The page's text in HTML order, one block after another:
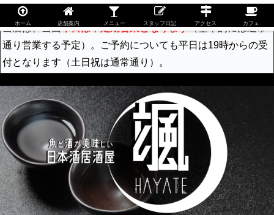
当店は、当面平日は不定期営業となります（基本的には通常
通り営業する予定）。ご予約についても平日は19時からの受
付となります（土日祝は通常通り）。
ホーム 店舗案内 メニュー スタッフ日記 アクセス カフェ